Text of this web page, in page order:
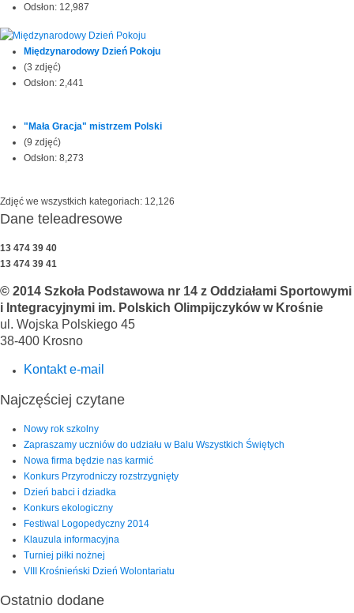
Odsłon: 12,987
Międzynarodowy Dzień Pokoju
(3 zdjęć)
Odsłon: 2,441
"Mała Gracja" mistrzem Polski
(9 zdjęć)
Odsłon: 8,273
Zdjęć we wszystkich kategoriach: 12,126
Dane teleadresowe
13 474 39 40
13 474 39 41
© 2014 Szkoła Podstawowa nr 14 z Oddziałami Sportowymi
i Integracyjnymi im. Polskich Olimpijczyków w Krośnie
ul. Wojska Polskiego 45
38-400 Krosno
Kontakt e-mail
Najczęściej czytane
Nowy rok szkolny
Zapraszamy uczniów do udziału w Balu Wszystkich Świętych
Nowa firma będzie nas karmić
Konkurs Przyrodniczy rozstrzygnięty
Dzień babci i dziadka
Konkurs ekologiczny
Festiwal Logopedyczny 2014
Klauzula informacyjna
Turniej piłki nożnej
VIII Krośnieński Dzień Wolontariatu
Ostatnio dodane